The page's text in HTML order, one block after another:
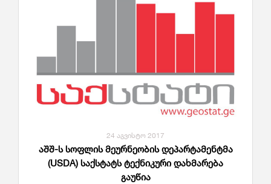
24 აგვისტო 2017
აშშ-ს სოფლის მეურნეობის დეპარტამენტმა
(USDA) საქსტატს ტექნიკური დახმარება
გაუწია